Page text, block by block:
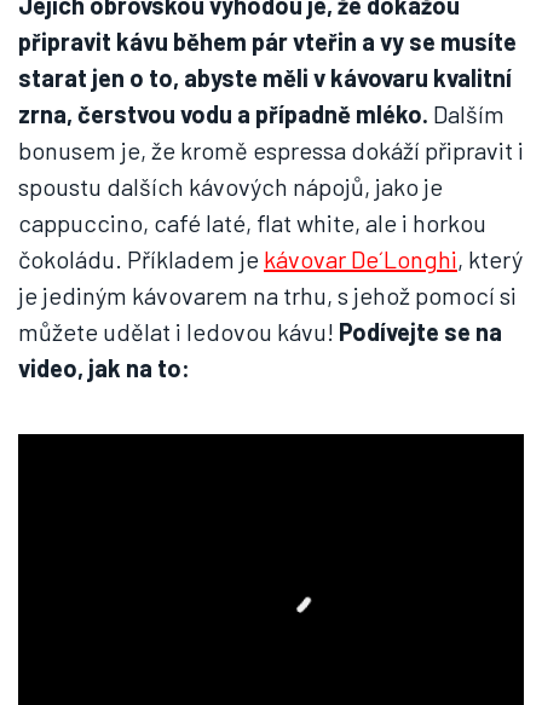
připravit kávu během pár vteřin a vy se musíte
starat jen o to, abyste měli v kávovaru kvalitní
zrna, čerstvou vodu a případně mléko. Dalším
bonusem je, že kromě espressa dokáží připravit i
spoustu dalších kávových nápojů, jako je
cappuccino, café laté, flat white, ale i horkou
čokoládu. Příkladem je kávovar De´Longhi, který
je jediným kávovarem na trhu, s jehož pomocí si
můžete udělat i ledovou kávu! Podívejte se na
video, jak na to: